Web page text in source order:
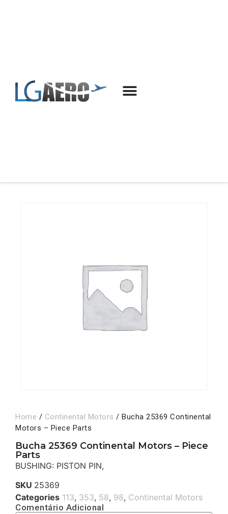
Home / Continental Motors / Bucha 25369 Continental
Motors – Piece Parts
Bucha 25369 Continental Motors – Piece
Parts
BUSHING: PISTON PIN,
SKU 25369
Categories 113, 353, 58, 98, Continental Motors
Comentário Adicional